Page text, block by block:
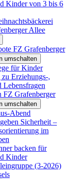
Kinder von 3 bis 6
Allee
FZ Grafenberger
umschalten
für Kinder
Erziehungs-,
Lebensfragen
FZ Grafenberger
umschalten
Abend
Sicherheit –
im
backen für
Kinder
(3-2026)